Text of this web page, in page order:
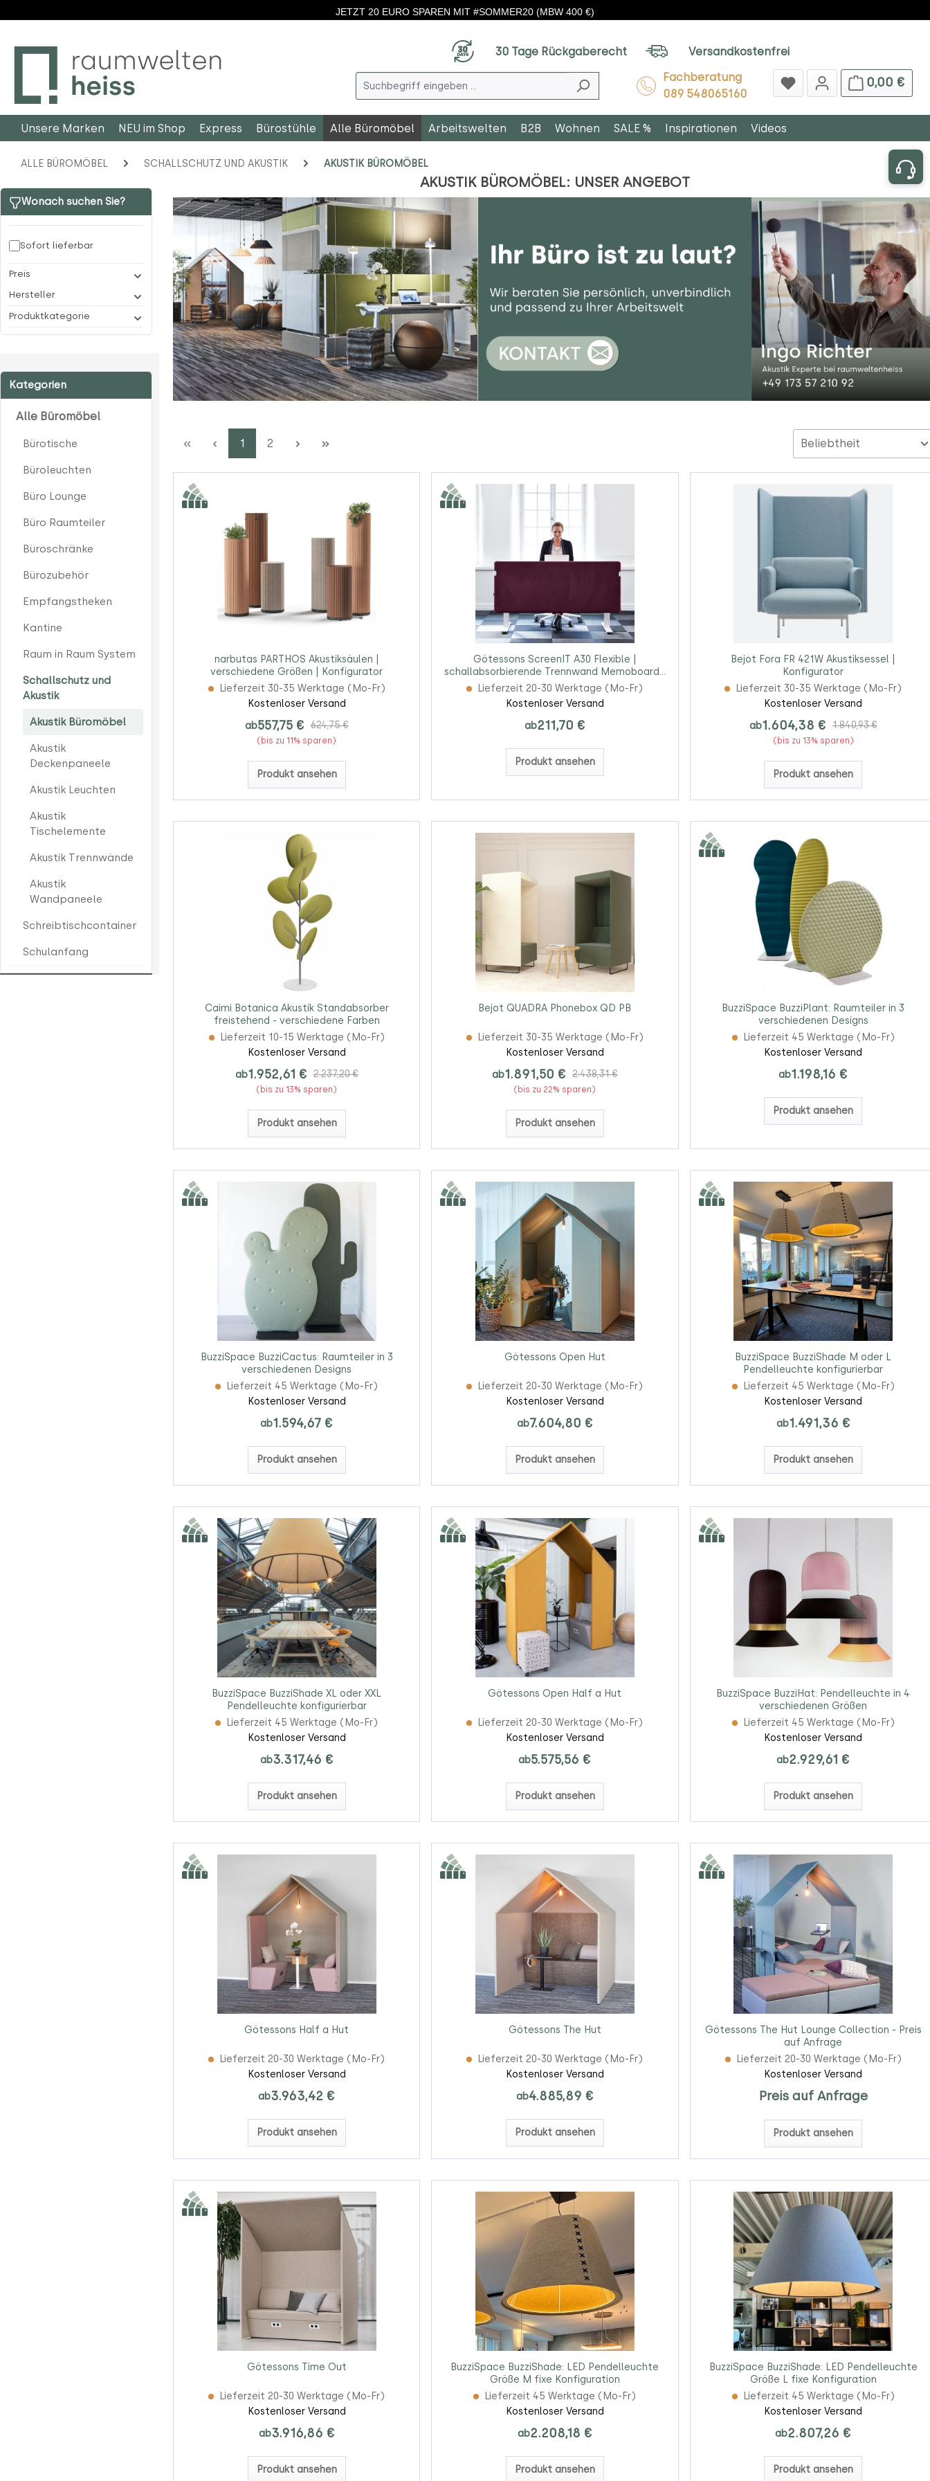
JETZT 20 EURO SPAREN MIT #SOMMER20 (MBW 400 €)
30 Tage Rückgaberecht
Versandkostenfrei
Fachberatung
089 548065160
0,00 €
Unsere Marken NEU im Shop Express Bürostühle Alle Büromöbel Arbeitswelten B2B Wohnen SALE % Inspirationen Videos
ALLE BÜROMÖBEL SCHALLSCHUTZ UND AKUSTIK AKUSTIK BÜROMÖBEL
Wonach suchen Sie?
Sofort lieferbar
Hersteller
Produktkategorie
Preis
Kategorien
Alle Büromöbel
Bürotische
Büroleuchten
Büro Lounge
Büro Raumteiler
Büroschränke
Bürozubehör
Empfangstheken
Kantine
Raum in Raum System
Schallschutz und
Akustik
Akustik Büromöbel
Akustik
Deckenpaneele
Akustik Leuchten
Akustik
Tischelemente
Akustik Trennwände
Akustik
Wandpaneele
Schreibtischcontainer
Schulanfang
AKUSTIK BÜROMÖBEL: UNSER ANGEBOT
Seite
1 Seite
2
narbutas PARTHOS Akustiksäulen |
verschiedene Größen | Konfigurator
Lieferzeit 30-35 Werktage (Mo-Fr)
Kostenloser Versand
ab557,75 € 624,75 €
(bis zu 11% sparen)
Produkt ansehen
Götessons ScreenIT A30 Flexible |
schallabsorbierende Trennwand Memoboard |
Konfigurator
Lieferzeit 20-30 Werktage (Mo-Fr)
Kostenloser Versand
ab211,70 €
Produkt ansehen
Bejot Fora FR 421W Akustiksessel |
Konfigurator
Lieferzeit 30-35 Werktage (Mo-Fr)
Kostenloser Versand
ab1.604,38 € 1.840,93 €
(bis zu 13% sparen)
Produkt ansehen
Caimi Botanica Akustik Standabsorber
freistehend - verschiedene Farben
Lieferzeit 10-15 Werktage (Mo-Fr)
Kostenloser Versand
ab1.952,61 € 2.237,20 €
(bis zu 13% sparen)
Produkt ansehen
Bejot QUADRA Phonebox QD PB
Lieferzeit 30-35 Werktage (Mo-Fr)
Kostenloser Versand
ab1.891,50 € 2.438,31 €
(bis zu 22% sparen)
Produkt ansehen
BuzziSpace BuzziPlant: Raumteiler in 3
verschiedenen Designs
Lieferzeit 45 Werktage (Mo-Fr)
Kostenloser Versand
ab1.198,16 €
Produkt ansehen
BuzziSpace BuzziCactus: Raumteiler in 3
verschiedenen Designs
Lieferzeit 45 Werktage (Mo-Fr)
Kostenloser Versand
ab1.594,67 €
Produkt ansehen
Götessons Open Hut
Lieferzeit 20-30 Werktage (Mo-Fr)
Kostenloser Versand
ab7.604,80 €
Produkt ansehen
BuzziSpace BuzziShade M oder L
Pendelleuchte konfigurierbar
Lieferzeit 45 Werktage (Mo-Fr)
Kostenloser Versand
ab1.491,36 €
Produkt ansehen
BuzziSpace BuzziShade XL oder XXL
Pendelleuchte konfigurierbar
Lieferzeit 45 Werktage (Mo-Fr)
Kostenloser Versand
ab3.317,46 €
Produkt ansehen
Götessons Open Half a Hut
Lieferzeit 20-30 Werktage (Mo-Fr)
Kostenloser Versand
ab5.575,56 €
Produkt ansehen
BuzziSpace BuzziHat: Pendelleuchte in 4
verschiedenen Größen
Lieferzeit 45 Werktage (Mo-Fr)
Kostenloser Versand
ab2.929,61 €
Produkt ansehen
Götessons Half a Hut
Lieferzeit 20-30 Werktage (Mo-Fr)
Kostenloser Versand
ab3.963,42 €
Produkt ansehen
Götessons The Hut
Lieferzeit 20-30 Werktage (Mo-Fr)
Kostenloser Versand
ab4.885,89 €
Produkt ansehen
Götessons The Hut Lounge Collection - Preis
auf Anfrage
Lieferzeit 20-30 Werktage (Mo-Fr)
Kostenloser Versand
Preis auf Anfrage
Produkt ansehen
Götessons Time Out
Lieferzeit 20-30 Werktage (Mo-Fr)
Kostenloser Versand
ab3.916,86 €
Produkt ansehen
BuzziSpace BuzziShade: LED Pendelleuchte
Größe M fixe Konfiguration
Lieferzeit 45 Werktage (Mo-Fr)
Kostenloser Versand
ab2.208,18 €
Produkt ansehen
BuzziSpace BuzziShade: LED Pendelleuchte
Größe L fixe Konfiguration
Lieferzeit 45 Werktage (Mo-Fr)
Kostenloser Versand
ab2.807,26 €
Produkt ansehen